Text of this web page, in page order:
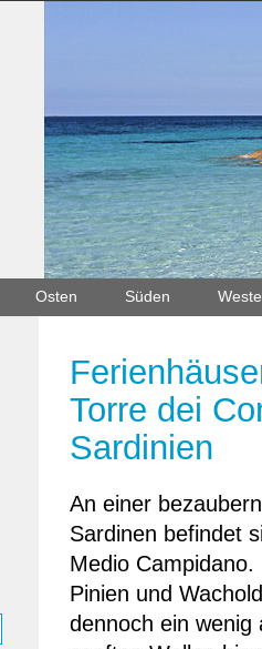
Osten Süden
Torre dei
Sardinien
An einer
Sardinen befindet
Medio
Pinien und
dennoch ein